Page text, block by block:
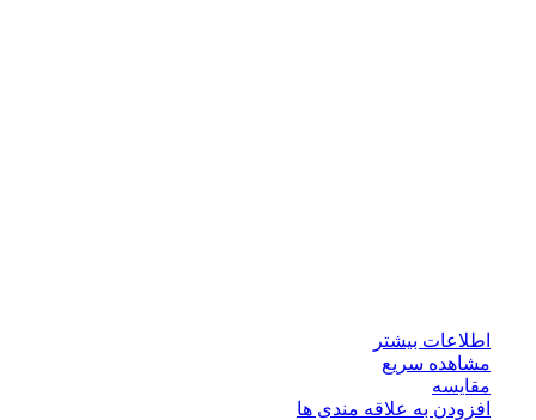
اطلاعات بیشتر
مشاهده سریع
مقایسه
افزودن به علاقه مندی ها